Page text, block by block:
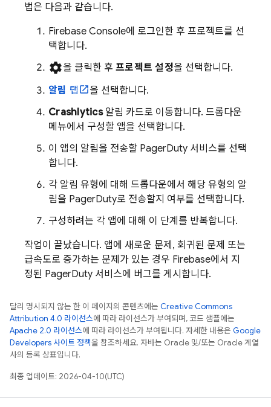
법은 다음과 같습니다.
Firebase Console에 로그인한 후 프로젝트를 선
택합니다.
settings을 클릭한 후 프로젝트 설정을 선택합니다.
알림 탭
을 선택합니다.
Crashlytics알림 카드로 이동합니다. 드롭다운
메뉴에서 구성할 앱을 선택합니다.
이 앱의 알림을 전송할 PagerDuty 서비스를 선택
합니다.
각 알림 유형에 대해 드롭다운에서 해당 유형의 알
림을 PagerDuty로 전송할지 여부를 선택합니다.
구성하려는 각 앱에 대해 이 단계를 반복합니다.
작업이 끝났습니다. 앱에 새로운 문제, 회귀된 문제 또는
급속도로 증가하는 문제가 있는 경우 Firebase에서 지
정된 PagerDuty 서비스에 버그를 게시합니다.
달리 명시되지 않는 한 이 페이지의 콘텐츠에는 Creative Commons
Attribution 4.0 라이선스에 따라 라이선스가 부여되며, 코드 샘플에는
Apache 2.0 라이선스에 따라 라이선스가 부여됩니다. 자세한 내용은 Google
Developers 사이트 정책을 참조하세요. 자바는 Oracle 및/또는 Oracle 계열
사의 등록 상표입니다.
최종 업데이트: 2026-04-10(UTC)